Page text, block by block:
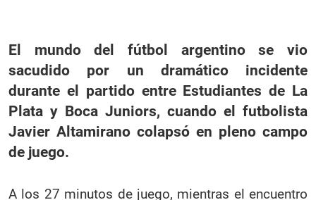
El mundo del fútbol argentino se vio
sacudido por un dramático incidente
durante el partido entre Estudiantes de La
Plata y Boca Juniors, cuando el futbolista
Javier Altamirano colapsó en pleno campo
de juego.
A los 27 minutos de juego, mientras el encuentro